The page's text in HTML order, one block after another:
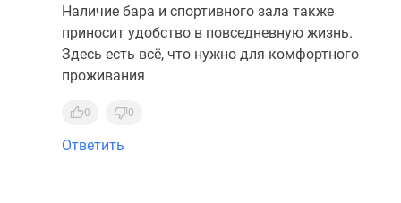
Наличие бара и спортивного зала также
приносит удобство в повседневную жизнь.
Здесь есть всё, что нужно для комфортного
проживания
0 0
Ответить